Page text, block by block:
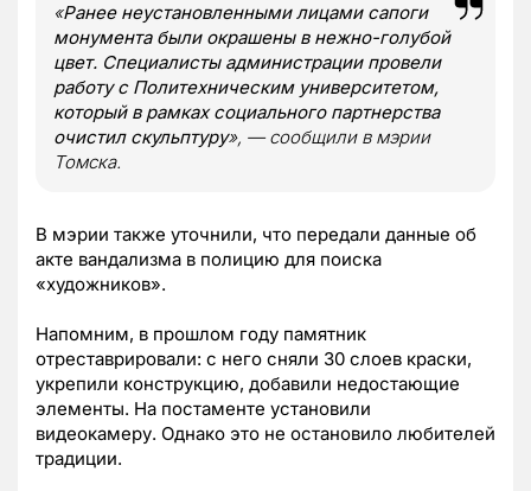
«Ранее неустановленными лицами сапоги
монумента были окрашены в нежно-голубой
цвет. Специалисты администрации провели
работу с Политехническим университетом,
который в рамках социального партнерства
очистил скульптуру», — сообщили в мэрии
Томска.
В мэрии также уточнили, что передали данные об
акте вандализма в полицию для поиска
«художников».
Напомним, в прошлом году памятник
отреставрировали: с него сняли 30 слоев краски,
укрепили конструкцию, добавили недостающие
элементы. На постаменте установили
видеокамеру. Однако это не остановило любителей
традиции.